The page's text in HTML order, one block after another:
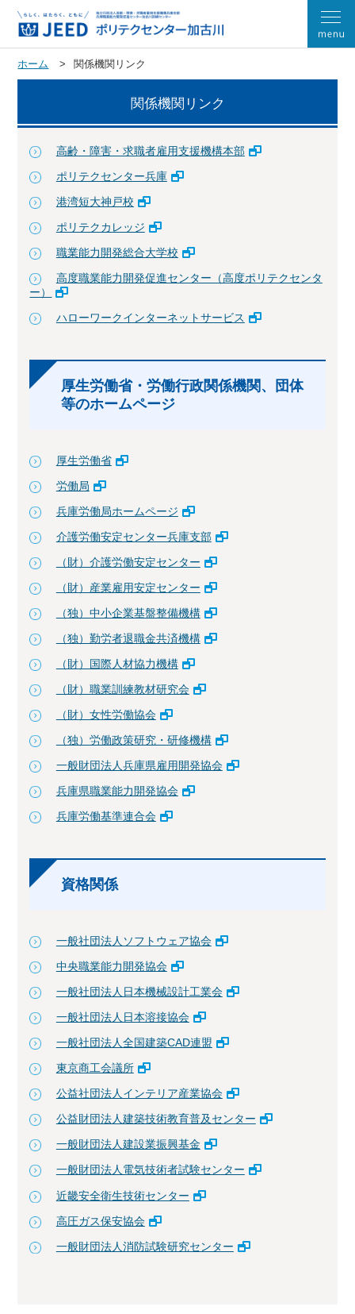
ホーム 関係機関リンク
関係機関リンク
高齢・障害・求職者雇用支援機構本部
ポリテクセンター兵庫
港湾短大神戸校
ポリテクカレッジ
職業能力開発総合大学校
高度職業能力開発促進センター（高度ポリテクセンタ
ー）
ハローワークインターネットサービス
厚生労働省・労働行政関係機関、団体
等のホームページ
厚生労働省
労働局
兵庫労働局ホームページ
介護労働安定センター兵庫支部
（財）介護労働安定センター
（財）産業雇用安定センター
（独）中小企業基盤整備機構
（独）勤労者退職金共済機構
（財）国際人材協力機構
（財）職業訓練教材研究会
（財）女性労働協会
（独）労働政策研究・研修機構
一般財団法人兵庫県雇用開発協会
兵庫県職業能力開発協会
兵庫労働基準連合会
資格関係
一般社団法人ソフトウェア協会
中央職業能力開発協会
一般社団法人日本機械設計工業会
一般社団法人日本溶接協会
一般社団法人全国建築CAD連盟
東京商工会議所
公益社団法人インテリア産業協会
公益財団法人建築技術教育普及センター
一般財団法人建設業振興基金
一般財団法人電気技術者試験センター
近畿安全衛生技術センター
高圧ガス保安協会
一般財団法人消防試験研究センター